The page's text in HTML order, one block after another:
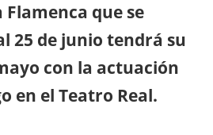
Flamenca que se
25 de junio tendrá su
con la actuación
en el Teatro Real.